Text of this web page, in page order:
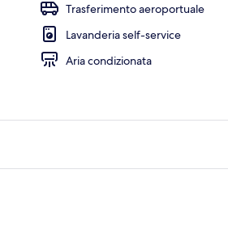
Trasferimento aeroportuale
Lavanderia self-service
Aria condizionata